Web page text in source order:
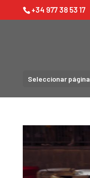
+34 977 38 53 17
Seleccionar página